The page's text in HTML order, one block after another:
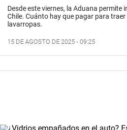
Desde este viernes, la Aduana permite
Chile. Cuánto hay que pagar para
lavarropas.
15 DE AGOSTO DE 2025 - 09:25